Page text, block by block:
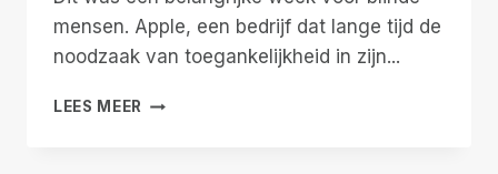
mensen. Apple, een bedrijf dat lange tijd de
noodzaak van toegankelijkheid in zijn...
LEES MEER IPOD